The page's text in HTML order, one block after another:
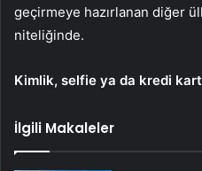
geçirmeye hazırlanan diğer
niteliğinde.
Kimlik, selfie ya da kredi
İlgili Makaleler